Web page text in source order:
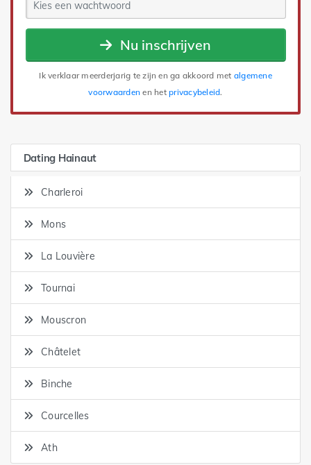
Nu inschrijven
Ik verklaar meerderjarig te zijn en ga akkoord met algemene
voorwaarden en hetprivacybeleid.
Dating Hainaut
Charleroi
Mons
La Louvière
Tournai
Mouscron
Châtelet
Binche
Courcelles
Ath